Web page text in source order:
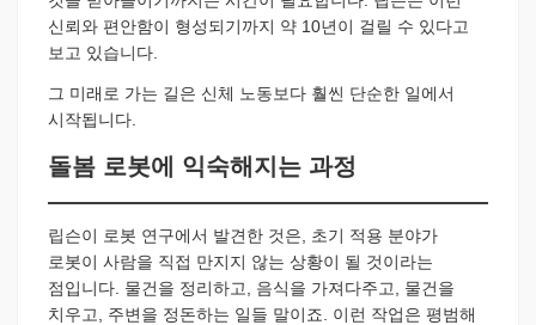
신뢰와 편안함이 형성되기까지 약 10년이 걸릴 수 있다고
보고 있습니다.
그 미래로 가는 길은 신체 노동보다 훨씬 단순한 일에서
시작됩니다.
돌봄 로봇에 익숙해지는 과정
립슨이 로봇 연구에서 발견한 것은, 초기 적용 분야가
로봇이 사람을 직접 만지지 않는 상황이 될 것이라는
점입니다. 물건을 정리하고, 음식을 가져다주고, 물건을
치우고, 주변을 정돈하는 일들 말이죠. 이런 작업은 평범해